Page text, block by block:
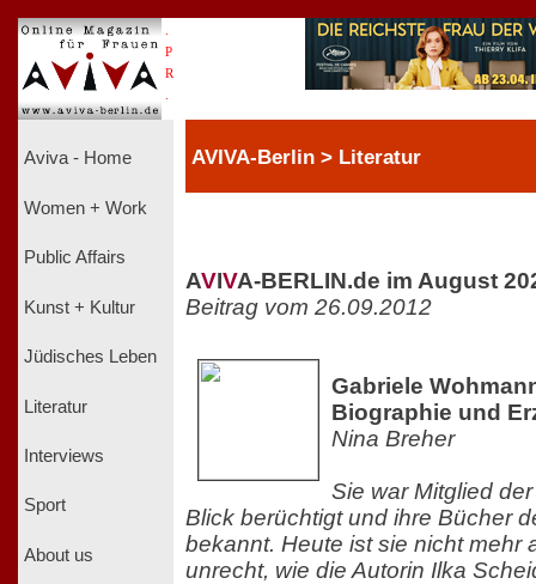
P
R
Aviva - Home
Women + Work
Public Affairs
Kunst + Kultur
Jüdisches Leben
Literatur
Interviews
Sport
About us
AVIVA-Berlin > Literatur
AVIVA-BERLIN.de im August
Beitrag vom 26.09.2012
Gabriele
Biographie und
Nina Breher
Sie war Mitglied
Blick berüchtigt und ihre Bücher
bekannt. Heute ist sie nicht mehr
unrecht, wie die Autorin Ilka